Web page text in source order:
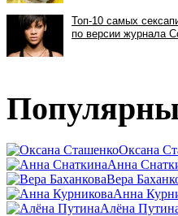
Оксана
Анна
Вера
Анна
Алёна